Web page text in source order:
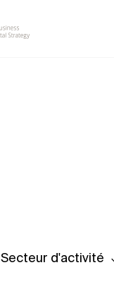
Secteur d'activité